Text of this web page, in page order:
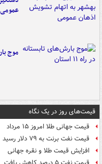
عمومی
موج
قیمت‌های روز در یک نگاه
قیمت جهانی طلا امروز ۱۵ مرداد
قیمت نفت برنت به ۷۹ دلار رسید
افزایش قیمت طلا و نقره جهانی